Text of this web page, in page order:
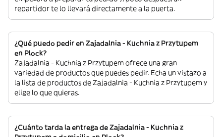
repartidor te lo llevará directamente a la puerta.
¿Qué puedo pedir en Zajadalnia - Kuchnia z Przytupem
en Plock?
Zajadalnia - Kuchnia z Przytupem ofrece una gran
variedad de productos que puedes pedir. Echa un vistazo a
la lista de productos de Zajadalnia - Kuchnia z Przytupem y
elige lo que quieras.
¿Cuánto tarda la entrega de Zajadalnia - Kuchnia z